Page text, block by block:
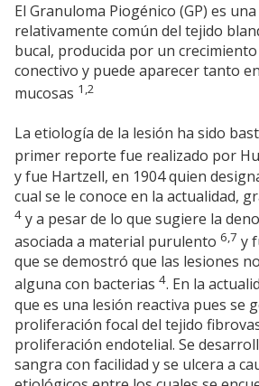
El Granuloma Piogénico (GP) es
relativamente común del tejido
bucal, producida por un
conectivo y puede aparecer tanto
mucosas 1,2
La etiología de la lesión ha sido
primer reporte fue realizado por
y fue Hartzell, en 1904 quien
cual se le conoce en la actualidad,
4 y a pesar de lo que sugiere la
asociada a material purulento 6,7 y
que se demostró que las lesiones
alguna con bacterias 4. En la
que es una lesión reactiva pues se
proliferación focal del tejido
proliferación endotelial. Se
sangra con facilidad y se ulcera a